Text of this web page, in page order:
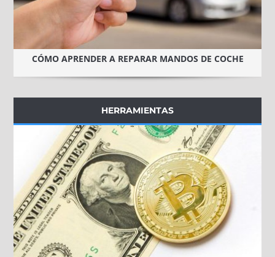
CÓMO APRENDER A REPARAR MANDOS DE COCHE
HERRAMIENTAS